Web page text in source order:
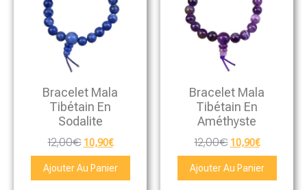
Bracelet Mala
Tibétain En
Sodalite
12,00€ 10,90€
Ajouter Au Panier
Bracelet Mala
Tibétain En
Améthyste
12,00€ 10,90€
Ajouter Au Panier